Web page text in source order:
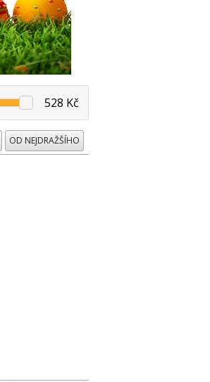
528 Kč
OD NEJDRAŽŠÍHO